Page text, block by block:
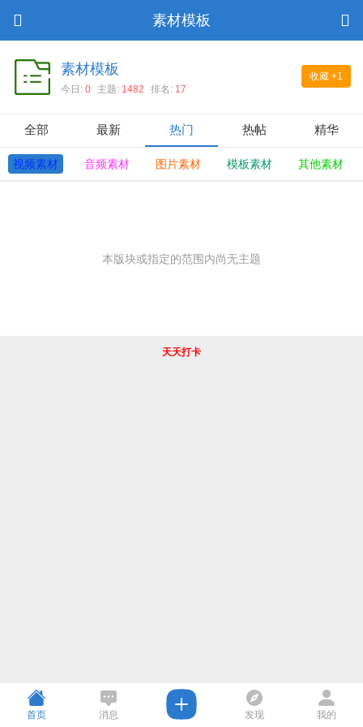
素材模板
收藏 +1
素材模板
今日: 0 主题: 1482 排名: 17
全部 最新 热门 热帖 精华
视频素材 音频素材 图片素材 模板素材 其他素材
本版块或指定的范围内尚无主题
天天打卡
首页 消息 发现 我的